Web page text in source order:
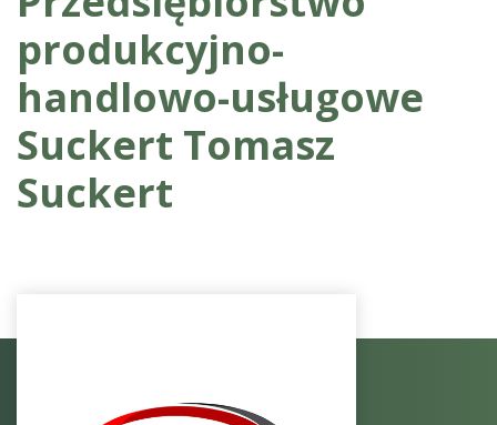
produkcyjno-
handlowo-usługowe
Suckert Tomasz
Suckert